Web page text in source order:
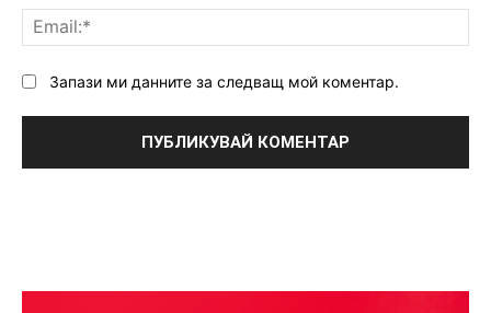
Запази ми данните за следващ мой коментар.